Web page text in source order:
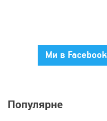
Ми в Facebook
Популярне